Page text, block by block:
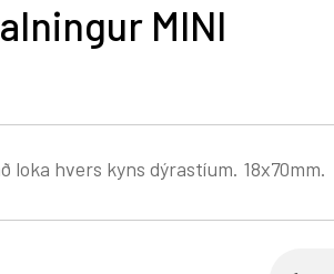
MINI
loka hvers kyns dýrastíum. 18x70mm.